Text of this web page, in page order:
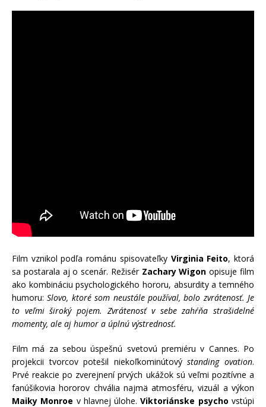
Film vznikol podľa románu spisovateľky Virginia Feito, ktorá
sa postarala aj o scenár. Režisér Zachary Wigon opisuje film
ako kombináciu psychologického hororu, absurdity a temného
humoru:Slovo, ktoré som neustále používal, bolo zvrátenosť. Je
to veľmi široký pojem. Zvrátenosť v sebe zahŕňa strašidelné
momenty, ale aj humor a úplnú výstrednosť.
Film má za sebou úspešnú svetovú premiéru v Cannes. Po
projekcii tvorcov potešil niekoľkominútovýstanding ovation.
Prvé reakcie po zverejnení prvých ukážok sú veľmi pozitívne a
fanúšikovia hororov chvália najmä atmosféru, vizuál a výkon
Maiky Monroe v hlavnej úlohe.Viktoriánske psycho vstúpi